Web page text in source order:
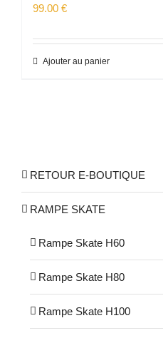
99.00 €
Ajouter au panier
RETOUR E-BOUTIQUE
RAMPE SKATE
Rampe Skate H60
Rampe Skate H80
Rampe Skate H100